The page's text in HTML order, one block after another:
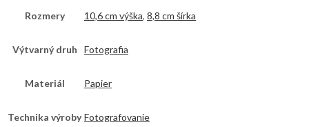
Rozmery 10,6 cm výška, 8,8 cm šírka
Výtvarný druh Fotografia
Materiál Papier
Technika výroby Fotografovanie